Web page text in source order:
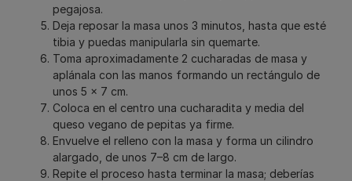
pegajosa.
Deja reposar la masa unos 3 minutos, hasta que esté
tibia y puedas manipularla sin quemarte.
Toma aproximadamente 2 cucharadas de masa y
aplánala con las manos formando un rectángulo de
unos 5 × 7 cm.
Coloca en el centro una cucharadita y media del
queso vegano de pepitas ya firme.
Envuelve el relleno con la masa y forma un cilindro
alargado, de unos 7–8 cm de largo.
Repite el proceso hasta terminar la masa; deberías